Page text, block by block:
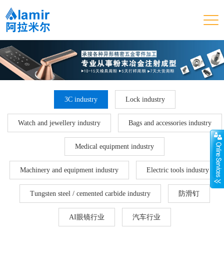
3C industry Lock industry
Watch and jewellery industry Bags and accessories industry
Medical equipment industry
Machinery and equipment industry Electric tools industry
Tungsten steel / cemented carbide industry 防滑钉
AI眼镜行业 汽车行业